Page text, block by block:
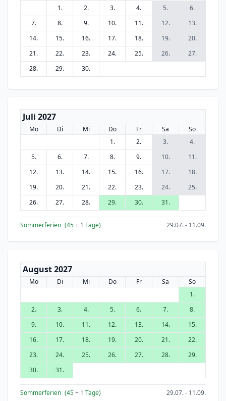
1. 2. 3. 4. 5.
6.
7.
8. 9. 10. 11. 12.
13.
14.
15. 16. 17. 18. 19.
20.
21.
22. 23. 24. 25. 26.
27.
28.
29. 30.
Juli 2027
Mo Di Mi Do Fr Sa
So
1.
2. 3.
4.
5.
6. 7. 8. 9. 10.
11.
12.
13. 14. 15. 16. 17.
18.
19.
20. 21. 22. 23. 24.
25.
26.
27. 28. 29. 30. 31.
Sommerferien (45+ 1 Tage) 29.07. - 11.09.
August 2027
Mo Di Mi Do Fr Sa
So
1.
2.
3. 4. 5. 6. 7.
8.
9.
10. 11. 12. 13. 14.
15.
16.
17. 18. 19. 20. 21.
22.
23.
24. 25. 26. 27. 28.
29.
30.
31.
Sommerferien (45+ 1 Tage) 29.07. - 11.09.